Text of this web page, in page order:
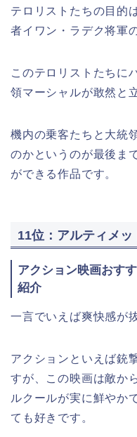
テロリストたちの目的
者イワン・ラデク将軍
このテロリストたちに
領マーシャルが敢然と
機内の乗客たちと大統
のかというのが最後ま
ができる作品です。
11位：アルティメッ
アクション映画おす
紹介
一言でいえば爽快感が
アクションといえば銃
すが、この映画は敵か
ルクールが実に鮮やか
ても好きです。